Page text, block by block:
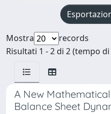
Mostra
records
Risultati 1 - 2 di 2 (tempo
A New
Balance Sheet